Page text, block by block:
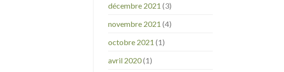
décembre 2021 (3)
novembre 2021 (4)
octobre 2021 (1)
avril 2020(1)